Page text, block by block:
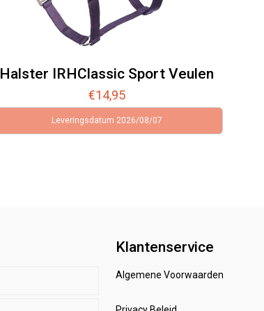
Halster IRHClassic Sport Veulen
€14,95
Leveringsdatum 2026/08/07
Klantenservice
Algemene Voorwaarden